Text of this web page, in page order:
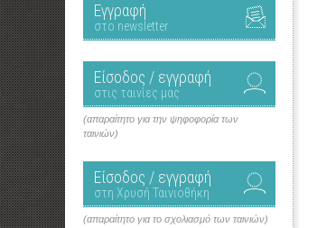
Εγγραφή
στο newsletter
Είσοδος / εγγραφή
στις ταινίες μας
(απαραίτητο για την ψηφοφορία των
ταινιών)
Είσοδος / εγγραφή
στη Χρυσή Ταινιοθήκη
(απαραίτητο για το σχολιασμό των ταινιών)